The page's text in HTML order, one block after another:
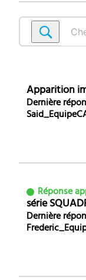
Chercher
dans
Programmes
-
Dernière
Réponse
série
Dernière